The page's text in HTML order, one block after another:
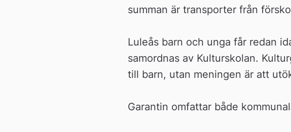
summan är transporter från
Luleås barn och unga får redan
samordnas av Kulturskolan.
till barn, utan meningen är att
Garantin omfattar både